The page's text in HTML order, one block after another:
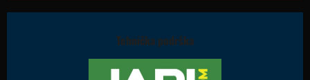
Tehnička podrška